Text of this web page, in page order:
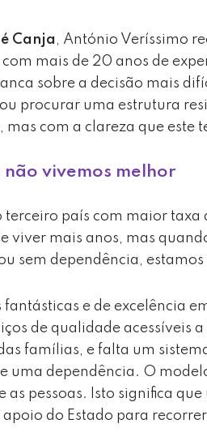
Canja , António Veríssimo
mais de 20 anos de
sobre a decisão mais
procurar uma estrutura
com a clareza que este
não vivemos melhor
terceiro país com maior taxa
viver mais anos, mas
sem dependência,
e de excelência
de qualidade acessíveis
famílias, e falta um
uma dependência. O
pessoas. Isto significa
do Estado para